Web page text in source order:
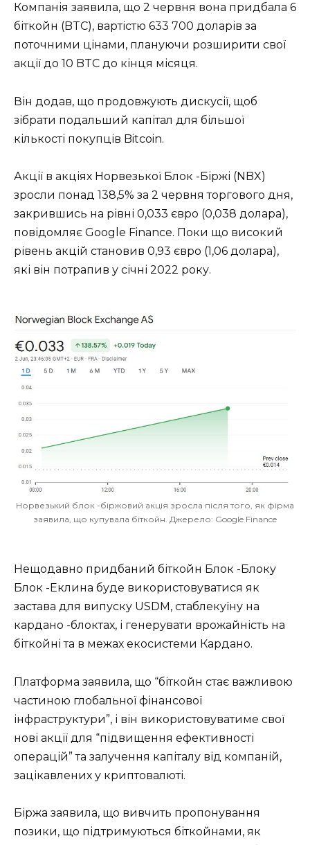
Компанія заявила, що 2 червня вона придбала 6
біткойн (BTC), вартістю 633 700 доларів за
поточними цінами, плануючи розширити свої
акції до 10 BTC до кінця місяця.
Він додав, що продовжують дискусії, щоб
зібрати подальший капітал для більшої
кількості покупців Bitcoin.
Акції в акціях Норвезької Блок -Біржі (NBX)
зросли понад 138,5% за 2 червня торгового дня,
закрившись на рівні 0,033 євро (0,038 долара),
повідомляє Google Finance. Поки що високий
рівень акцій становив 0,93 євро (1,06 долара),
які він потрапив у січні 2022 року.
Норвезький блок -біржовий акція зросла після того, як фірма
заявила, що купувала біткойн. Джерело: Google Finance
Нещодавно придбаний біткойн Блок -Блоку
Блок -Еклина буде використовуватися як
застава для випуску USDM, стаблекуїну на
кардано -блоктах, і генерувати врожайність на
біткойні та в межах екосистеми Кардано.
Платформа заявила, що “біткойн стає важливою
частиною глобальної фінансової
інфраструктури”, і він використовуватиме свої
нові акції для “підвищення ефективності
операцій” та залучення капіталу від компаній,
зацікавлених у криптовалюті.
Біржа заявила, що вивчить пропонування
позики, що підтримуються біткойнами, як